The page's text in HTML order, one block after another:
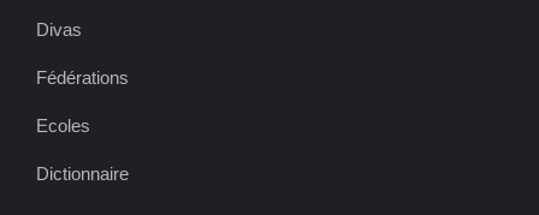
Divas
Fédérations
Ecoles
Dictionnaire